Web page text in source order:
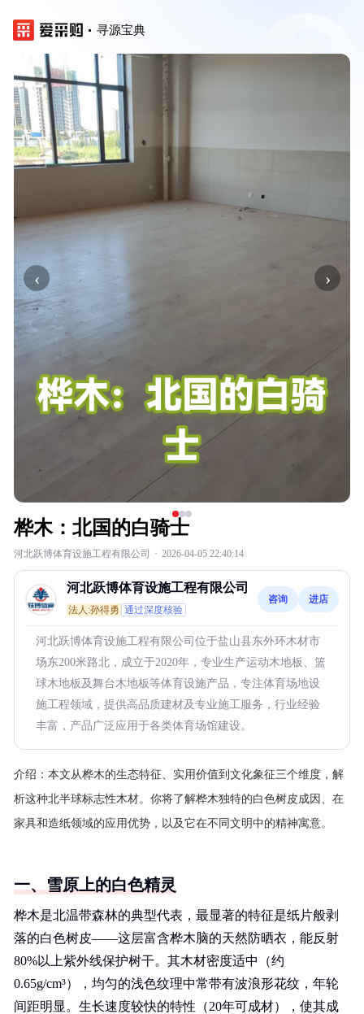
寻源宝典
‹ ›
桦木：北国的白骑士
河北跃博体育设施工程有限公司 · 2026-04-05 22:40:14
河北跃博体育设施工程有限公司
法人:孙得勇 通过深度核验
咨询 进店
河北跃博体育设施工程有限公司位于盐山县东外环木材市
场东200米路北，成立于2020年，专业生产运动木地板、篮
球木地板及舞台木地板等体育设施产品，专注体育场地设
施工程领域，提供高品质建材及专业施工服务，行业经验
丰富，产品广泛应用于各类体育场馆建设。
介绍： 本文从桦木的生态特征、实用价值到文化象征三个维度，解
析这种北半球标志性木材。你将了解桦木独特的白色树皮成因、在
家具和造纸领域的应用优势，以及它在不同文明中的精神寓意。
一、雪原上的白色精灵
桦木是北温带森林的典型代表，最显著的特征是纸片般剥
落的白色树皮——这层富含桦木脑的天然防晒衣，能反射
80%以上紫外线保护树干。其木材密度适中（约
0.65g/cm³），均匀的浅色纹理中常带有波浪形花纹，年轮
间距明显。生长速度较快的特性（20年可成材），使其成